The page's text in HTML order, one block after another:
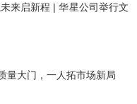
来启新程 | 华星公司举行文
量大门，一人拓市场新局